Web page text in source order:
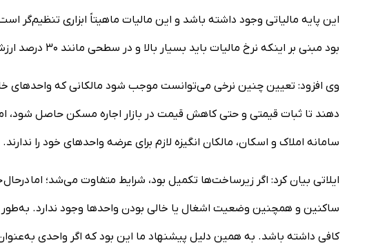
این پایه مالیاتی وجود داشته باشد و این مالیات ماهیتاً ابزاری
بود مبنی بر اینکه نرخ مالیات باید بسیار بالا و در سطحی مانند ۳۰ درصد ارزش ملک تعیین شود.
وی افزود: تعیین چنین نرخی می‌توانست موجب شود مالکانی که واحدهای
دهند تا ثبات قیمتی و حتی کاهش قیمت در بازار اجاره مسکن حاصل شود،
سامانه املاک و اسکان، مالکان انگیزه لازم برای عرضه واحدهای خود را ندارند.
ایلاتی بیان کرد: اگر زیرساخت‌ها تکمیل بود، شرایط متفاوت می‌شد؛ اما
ساکنین و همچنین وضعیت اشغال یا خالی بودن واحدها وجود ندارد. به‌طور